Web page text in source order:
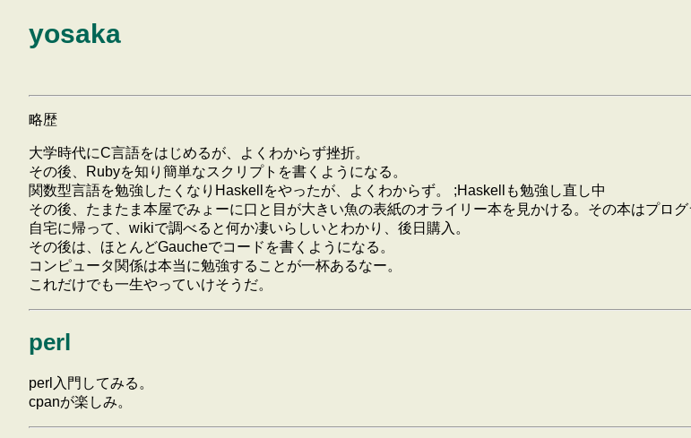
yosaka
略歴
大学時代にC言語をはじめるが、よくわからず挫折。
その後、Rubyを知り簡単なスクリプトを書くようになる。
関数型言語を勉強したくなりHaskellをやったが、よくわからず。 ;Haskellも勉強し直し中
その後、たまたま本屋でみょーに口と目が大きい魚の表紙のオライリー本を見かける。その本はプログ
自宅に帰って、wikiで調べると何か凄いらしいとわかり、後日購入。
その後は、ほとんどGaucheでコードを書くようになる。
コンピュータ関係は本当に勉強することが一杯あるなー。
これだけでも一生やっていけそうだ。
perl
perl入門してみる。
cpanが楽しみ。